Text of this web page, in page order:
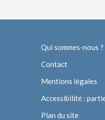
Qui sommes-nous ?
Contact
Mentions légales
Accessibilité :
Plan du site